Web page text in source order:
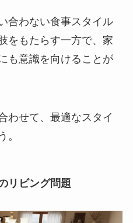
合わない食事スタイル
をもたらす一方で、家
も意識を向けることが
わせて、最適なスタイ
。
リビング問題